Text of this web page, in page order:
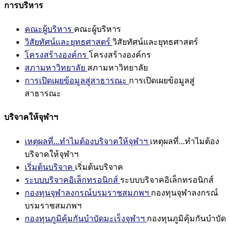
การบริหาร
คณะผู้บริหาร คณะผู้บริหาร
วิสัยทัศน์และยุทธศาสตร์ วิสัยทัศน์และยุทธศาสตร์
โครงสร้างองค์กร โครงสร้างองค์กร
สภามหาวิทยาลัย สภามหาวิทยาลัย
การเปิดเผยข้อมูลสู่สาธารณะ การเปิดเผยข้อมูลสู่
สาธารณะ
บริจาคให้จุฬาฯ
เหตุผลที่...ทำไมต้องบริจาคให้จุฬาฯ เหตุผลที่...ทำไมต้อง
บริจาคให้จุฬาฯ
เริ่มต้นบริจาค เริ่มต้นบริจาค
ระบบบริจาคอิเล็กทรอนิกส์ ระบบบริจาคอิเล็กทรอนิกส์
กองทุนจุฬาลงกรณ์บรมราชสมภพฯ กองทุนจุฬาลงกรณ์
บรมราชสมภพฯ
กองทุนภูมิคุ้มกันบำบัดมะเร็งจุฬาฯ กองทุนภูมิคุ้มกันบำบัด